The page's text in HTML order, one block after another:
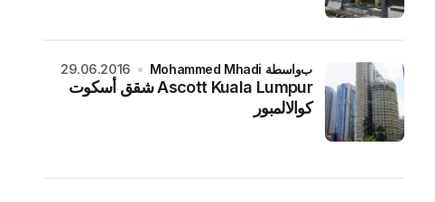
Ascott Kuala Lumpur شقق أسكوت
كوالالمبور
بواسطة Mohammed Mhadi 29.06.2016